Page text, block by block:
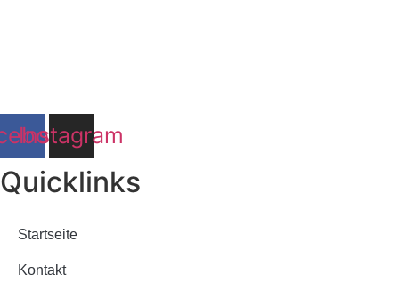
Instagram
Quicklinks
Startseite
Kontakt